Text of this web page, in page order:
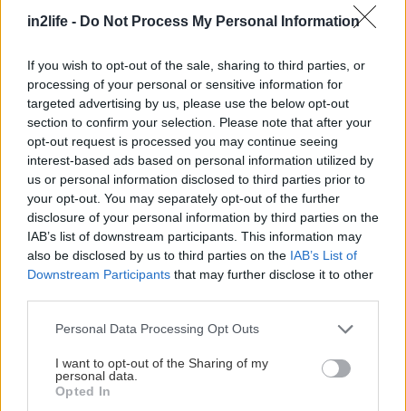
in2life - Do Not Process My Personal Information
If you wish to opt-out of the sale, sharing to third parties, or
processing of your personal or sensitive information for
targeted advertising by us, please use the below opt-out
section to confirm your selection. Please note that after your
opt-out request is processed you may continue seeing
interest-based ads based on personal information utilized by
us or personal information disclosed to third parties prior to
your opt-out. You may separately opt-out of the further
disclosure of your personal information by third parties on the
IAB’s list of downstream participants. This information may
also be disclosed by us to third parties on the IAB’s List of
Downstream Participants that may further disclose it to other
Please note that this website/app uses one or more Google
not limited to your visit or usage behaviour. You may click to
grant or deny consent to Google and its third-party tags to
use your data for below specified purposes in below Google
Personal Data Processing Opt Outs
I want to opt-out of the Sharing of my
personal data.
Opted In
για...